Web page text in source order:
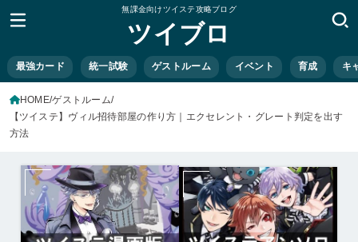
無課金向けツイステ攻略ブログ
ツイブロ
最強カード 統一試験 ゲストルーム イベント 育成 キ
HOME ゲストルーム
【ツイステ】ヴィル招待部屋の作り方｜エクセレント・グレート判定を出す
方法